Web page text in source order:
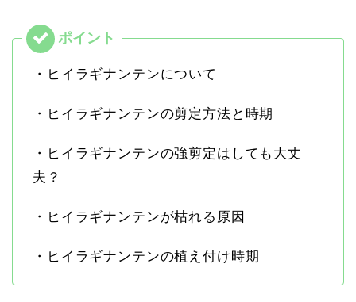
・ヒイラギナンテンについて
・ヒイラギナンテンの剪定方法と時期
・ヒイラギナンテンの強剪定はしても大丈
夫？
・ヒイラギナンテンが枯れる原因
・ヒイラギナンテンの植え付け時期